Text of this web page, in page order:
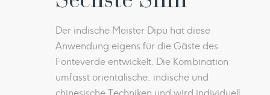
Der indische Meister Dipu hat diese
Anwendung eigens für die Gäste des
Fonteverde entwickelt. Die Kombination
umfasst orientalische, indische und
chinesische Techniken und wird individuell